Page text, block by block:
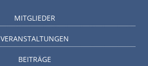
MITGLIEDER
VERANSTALTUNGEN
BEITRÄGE